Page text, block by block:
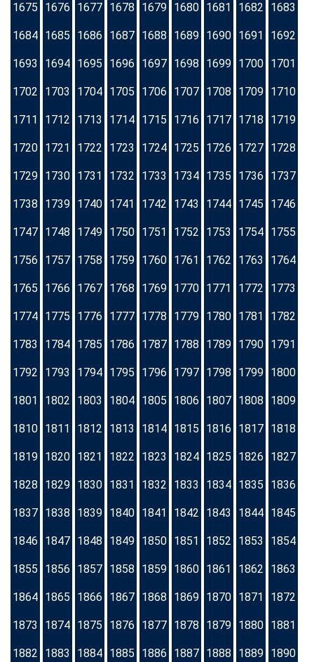
1675 1676 1677 1678 1679 1680 1681 1682 1683
1684 1685 1686 1687 1688 1689 1690 1691 1692
1693 1694 1695 1696 1697 1698 1699 1700 1701
1702 1703 1704 1705 1706 1707 1708 1709 1710
1711 1712 1713 1714 1715 1716 1717 1718 1719
1720 1721 1722 1723 1724 1725 1726 1727 1728
1729 1730 1731 1732 1733 1734 1735 1736 1737
1738 1739 1740 1741 1742 1743 1744 1745 1746
1747 1748 1749 1750 1751 1752 1753 1754 1755
1756 1757 1758 1759 1760 1761 1762 1763 1764
1765 1766 1767 1768 1769 1770 1771 1772 1773
1774 1775 1776 1777 1778 1779 1780 1781 1782
1783 1784 1785 1786 1787 1788 1789 1790 1791
1792 1793 1794 1795 1796 1797 1798 1799 1800
1801 1802 1803 1804 1805 1806 1807 1808 1809
1810 1811 1812 1813 1814 1815 1816 1817 1818
1819 1820 1821 1822 1823 1824 1825 1826 1827
1828 1829 1830 1831 1832 1833 1834 1835 1836
1837 1838 1839 1840 1841 1842 1843 1844 1845
1846 1847 1848 1849 1850 1851 1852 1853 1854
1855 1856 1857 1858 1859 1860 1861 1862 1863
1864 1865 1866 1867 1868 1869 1870 1871 1872
1873 1874 1875 1876 1877 1878 1879 1880 1881
1882 1883 1884 1885 1886 1887 1888 1889 1890